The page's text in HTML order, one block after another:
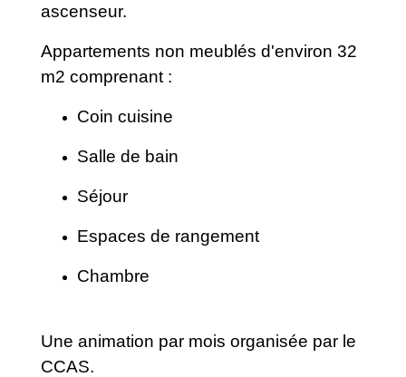
ascenseur.
Appartements non meublés d'environ 32
m2 comprenant :
Coin cuisine
Salle de bain
Séjour
Espaces de rangement
Chambre
Une animation par mois organisée par le
CCAS.